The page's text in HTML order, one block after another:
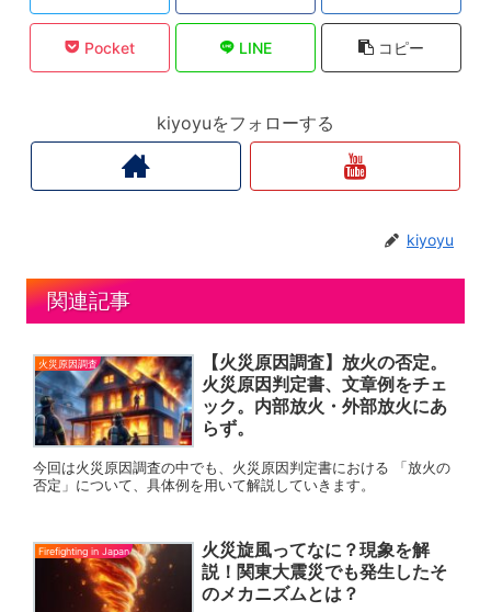
Pocket LINE コピー
kiyoyuをフォローする
kiyoyu
関連記事
火災原因調査
【火災原因調査】放火の否定。
火災原因判定書、文章例をチェ
ック。内部放火・外部放火にあ
らず。
今回は火災原因調査の中でも、火災原因判定書における 「放火の
否定」について、具体例を用いて解説していきます。
Firefighting in Japan
火災旋風ってなに？現象を解
説！関東大震災でも発生したそ
のメカニズムとは？